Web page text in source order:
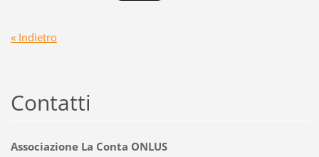
« Indietro
Contatti
Associazione La Conta ONLUS